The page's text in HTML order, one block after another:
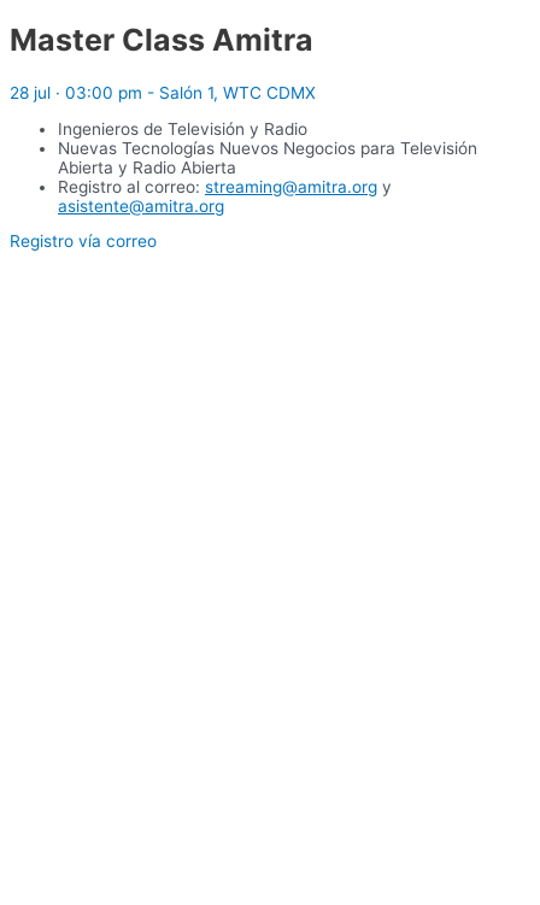
Master Class Amitra
28 jul · 03:00 pm - Salón 1, WTC CDMX
Ingenieros de Televisión y Radio
Nuevas Tecnologías Nuevos Negocios para Televisión
Abierta y Radio Abierta
Registro al correo: streaming@amitra.org y
asistente@amitra.org
Registro vía correo